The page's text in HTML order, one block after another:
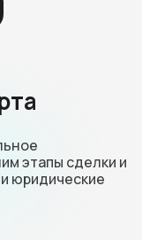
этапы сделки и
юридические